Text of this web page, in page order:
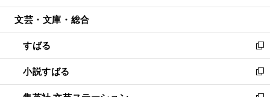
開
ウ
開
く
ン
ウ
で
開
く
ウ
ン
ド
ウ
で
開
文芸・文庫・総合
すばる
新
し
い
ウ
小説すばる
新
し